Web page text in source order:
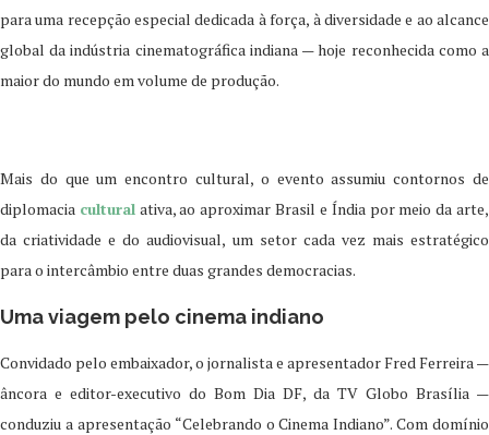
para uma recepção especial dedicada à força, à diversidade e ao alcance
global da indústria cinematográfica indiana — hoje reconhecida como a
maior do mundo em volume de produção.
Mais do que um encontro cultural, o evento assumiu contornos de
diplomacia cultural ativa, ao aproximar Brasil e Índia por meio da arte,
da criatividade e do audiovisual, um setor cada vez mais estratégico
para o intercâmbio entre duas grandes democracias.
Uma viagem pelo cinema indiano
Convidado pelo embaixador, o jornalista e apresentador Fred Ferreira —
âncora e editor-executivo do Bom Dia DF, da TV Globo Brasília —
conduziu a apresentação “Celebrando o Cinema Indiano”. Com domínio